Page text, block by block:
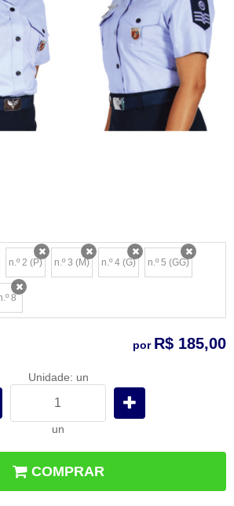
n.º 2 (P)
x n.º 3 (M)
x n.º 4 (G)
x n.º 5 (GG)
x
8
x
por R$ 185,00
Unidade: un
un
COMPRAR